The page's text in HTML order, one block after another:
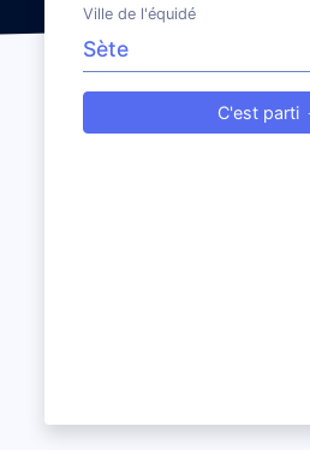
Ville de l'équidé
C'est parti